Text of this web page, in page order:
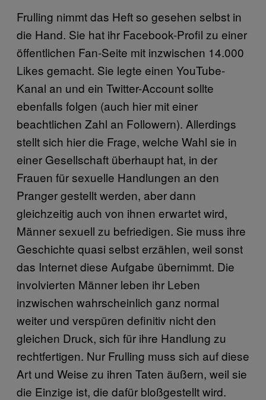
Frulling nimmt das Heft so gesehen selbst in
die Hand. Sie hat ihr Facebook-Profil zu einer
öffentlichen Fan-Seite mit inzwischen 14.000
Likes gemacht. Sie legte einen YouTube-
Kanal an und ein Twitter-Account sollte
ebenfalls folgen (auch hier mit einer
beachtlichen Zahl an Followern). Allerdings
stellt sich hier die Frage, welche Wahl sie in
einer Gesellschaft überhaupt hat, in der
Frauen für sexuelle Handlungen an den
Pranger gestellt werden, aber dann
gleichzeitig auch von ihnen erwartet wird,
Männer sexuell zu befriedigen. Sie muss ihre
Geschichte quasi selbst erzählen, weil sonst
das Internet diese Aufgabe übernimmt. Die
involvierten Männer leben ihr Leben
inzwischen wahrscheinlich ganz normal
weiter und verspüren definitiv nicht den
gleichen Druck, sich für ihre Handlung zu
rechtfertigen. Nur Frulling muss sich auf diese
Art und Weise zu ihren Taten äußern, weil sie
die Einzige ist, die dafür bloßgestellt wird.